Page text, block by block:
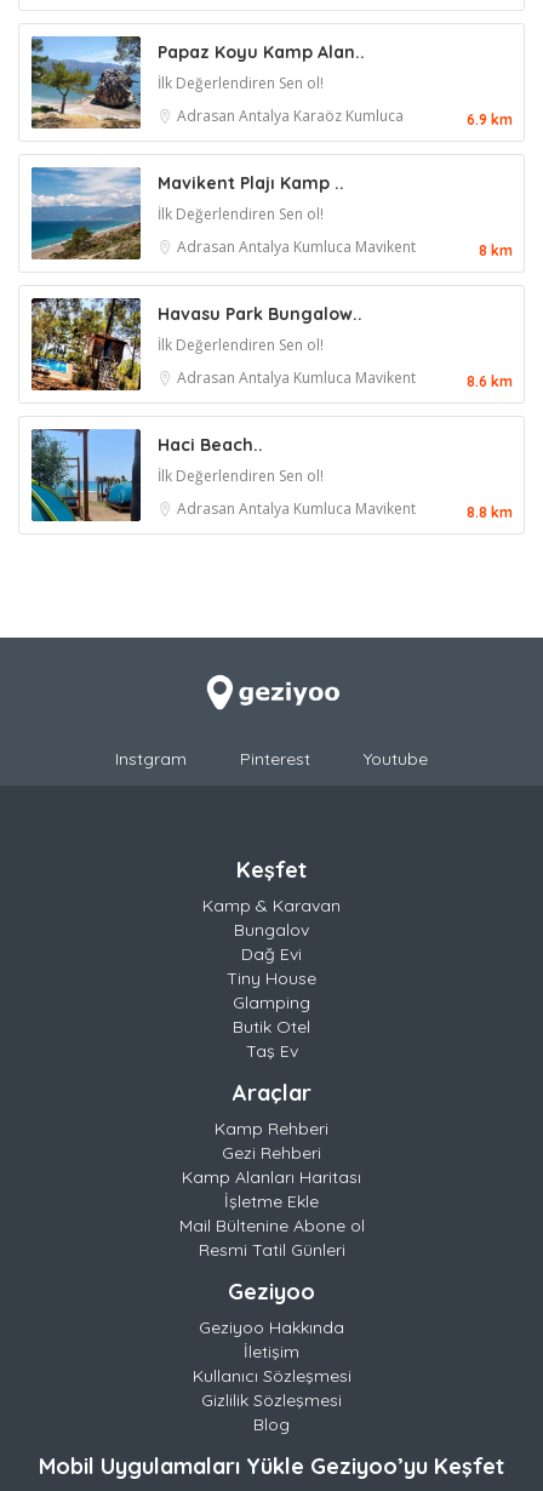
Papaz Koyu Kamp Alan..
İlk Değerlendiren Sen ol!
Adrasan Antalya Karaöz Kumluca 6.9 km
Mavikent Plajı Kamp ..
İlk Değerlendiren Sen ol!
Adrasan Antalya Kumluca Mavikent 8 km
Havasu Park Bungalow..
İlk Değerlendiren Sen ol!
Adrasan Antalya Kumluca Mavikent 8.6 km
Haci Beach..
İlk Değerlendiren Sen ol!
Adrasan Antalya Kumluca Mavikent 8.8 km
Instgram Pinterest Youtube
Keşfet
Kamp & Karavan
Bungalov
Dağ Evi
Tiny House
Glamping
Butik Otel
Taş Ev
Araçlar
Kamp Rehberi
Gezi Rehberi
Kamp Alanları Haritası
İşletme Ekle
Mail Bültenine Abone ol
Resmi Tatil Günleri
Geziyoo
Geziyoo Hakkında
İletişim
Kullanıcı Sözleşmesi
Gizlilik Sözleşmesi
Blog
Mobil Uygulamaları Yükle Geziyoo’yu Keşfet